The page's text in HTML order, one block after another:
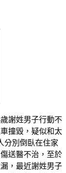
撞毀，疑似和太
分別倒臥在住家
送醫不治，至於
，最近謝姓男子
謀犯案，先砍妻